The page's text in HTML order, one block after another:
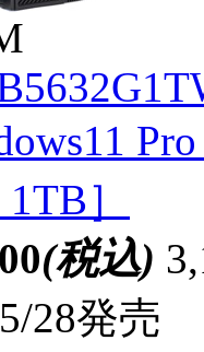
］
(税込)
28発売